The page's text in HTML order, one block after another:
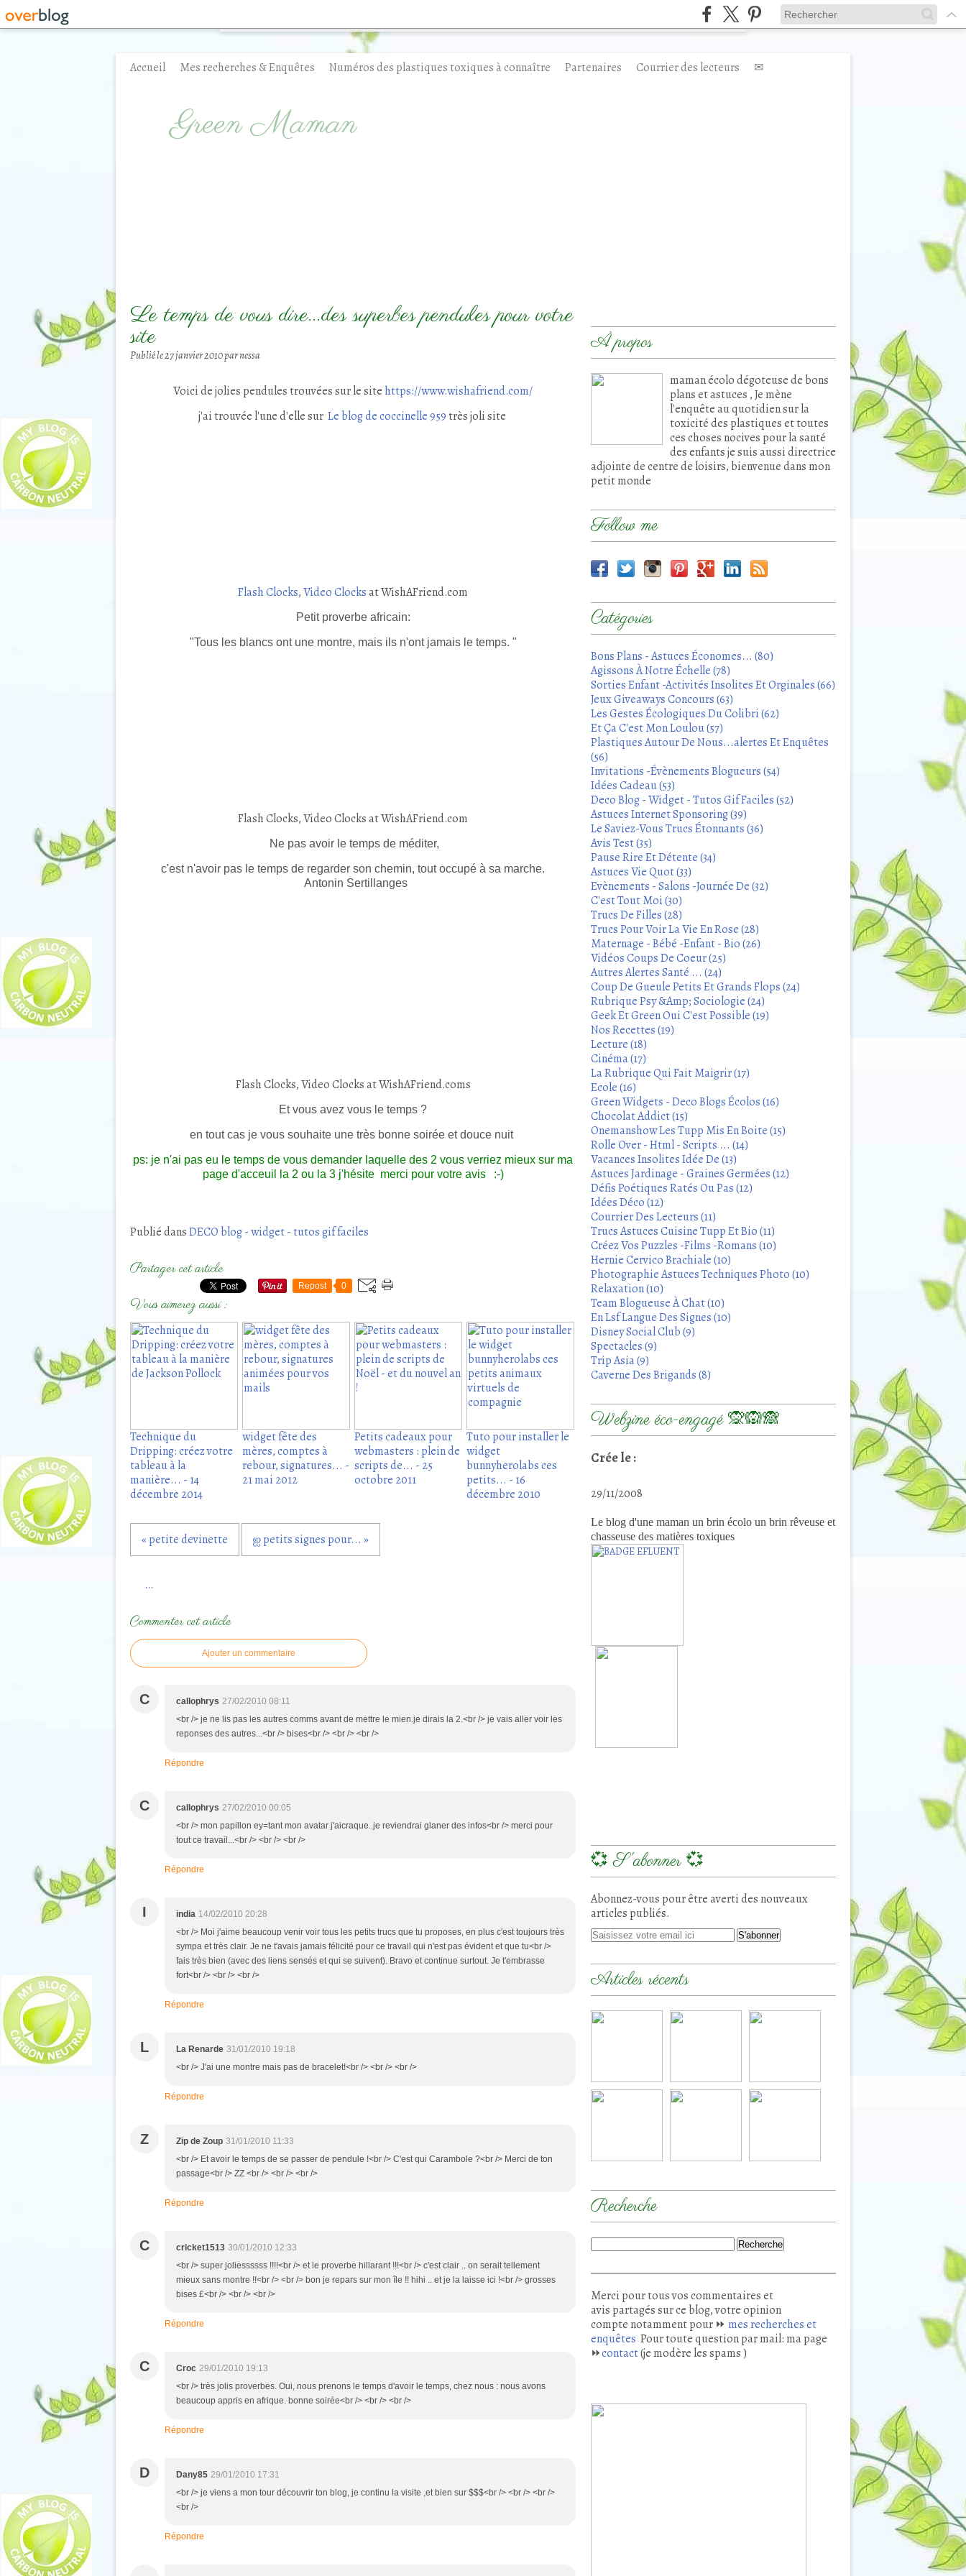
Green Maman
Accueil Mes recherches & Enquêtes Numéros des plastiques toxiques à connaître Partenaires Courrier des lecteurs
✉
Le temps de vous dire...des superbes pendules pour votre
site
Publié le27 janvier 2010par nessa
Voici de jolies pendules trouvées sur le site https://www.wishafriend.com/
j'ai trouvée l'une d'elle sur Le blog de coccinelle 959 très joli site
Flash Clocks,Video Clocks at WishAFriend.com
Petit proverbe africain:
"Tous les blancs ont une montre, mais ils n'ont jamais le temps. "
Flash Clocks, Video Clocks at WishAFriend.com
Ne pas avoir le temps de méditer,
c'est n'avoir pas le temps de regarder son chemin, tout occupé à sa marche.
Antonin Sertillanges
Flash Clocks, Video Clocks at WishAFriend.coms
Et vous avez vous le temps ?
en tout cas je vous souhaite une très bonne soirée et douce nuit
ps: je n'ai pas eu le temps de vous demander laquelle des 2 vous verriez mieux sur ma
page d'acceuil la 2 ou la 3 j'hésite merci pour votre avis
:-)
Publié dansDECO blog - widget - tutos gif faciles
Partager cet article
Repost 0
Vous aimerez aussi :
Technique du
Dripping: créez votre
tableau à la
manière... - 14
décembre 2014
widget fête des
mères, comptes à
rebour, signatures... -
21 mai 2012
Petits cadeaux pour
webmasters : plein de
scripts de... - 25
octobre 2011
Tuto pour installer le
widget
bunnyherolabs ces
petits... - 16
décembre 2010
« petite devinette ஐ petits signes pour... »
…
Commenter cet article
Ajouter un commentaire
C callophrys 27/02/2010 08:11
<br /> je ne lis pas les autres comms avant de mettre le mien.je dirais la 2.<br /> je vais aller voir les
reponses des autres...<br /> bises<br /> <br /> <br />
Répondre
C callophrys 27/02/2010 00:05
<br /> mon papillon ey=tant mon avatar j'aicraque..je reviendrai glaner des infos<br /> merci pour
tout ce travail...<br /> <br /> <br />
Répondre
I india 14/02/2010 20:28
<br /> Moi j'aime beaucoup venir voir tous les petits trucs que tu proposes, en plus c'est toujours très
sympa et très clair. Je ne t'avais jamais félicité pour ce travail qui n'est pas évident et que tu<br />
fais très bien (avec des liens sensés et qui se suivent). Bravo et continue surtout. Je t'embrasse
fort<br /> <br /> <br />
Répondre
L La Renarde 31/01/2010 19:18
<br /> J'ai une montre mais pas de bracelet!<br /> <br /> <br />
Répondre
Z Zip de Zoup 31/01/2010 11:33
<br /> Et avoir le temps de se passer de pendule !<br /> C'est qui Carambole ?<br /> Merci de ton
passage<br /> ZZ <br /> <br /> <br />
Répondre
C cricket1513 30/01/2010 12:33
<br /> super joliessssss !!!!<br /> et le proverbe hillarant !!!<br /> c'est clair .. on serait tellement
mieux sans montre !!<br /> <br /> bon je repars sur mon île !! hihi .. et je la laisse ici !<br /> grosses
bises £<br /> <br /> <br />
Répondre
C Croc 29/01/2010 19:13
<br /> très jolis proverbes. Oui, nous prenons le temps d'avoir le temps, chez nous : nous avons
beaucoup appris en afrique. bonne soirée<br /> <br /> <br />
Répondre
D Dany85 29/01/2010 17:31
<br /> je viens a mon tour découvrir ton blog, je continu la visite ,et bien sur $$$<br /> <br /> <br />
<br />
Répondre
À propos
maman écolo dégoteuse de bons
plans et astuces , Je mène
l'enquête au quotidien sur la
toxicité des plastiques et toutes
ces choses nocives pour la santé
des enfants je suis aussi directrice
adjointe de centre de loisirs, bienvenue dans mon
petit monde
Follow me
Catégories
Bons Plans - Astuces Économes... (80)
Agissons À Notre Échelle (78)
Sorties Enfant -Activités Insolites Et Orginales (66)
Jeux Giveaways Concours (63)
Les Gestes Écologiques Du Colibri (62)
Et Ça C'est Mon Loulou (57)
Plastiques Autour De Nous...alertes Et Enquêtes
(56)
Invitations -Évènements Blogueurs (54)
Idées Cadeau (53)
Deco Blog - Widget - Tutos Gif Faciles (52)
Astuces Internet Sponsoring (39)
Le Saviez-Vous Trucs Étonnants (36)
Avis Test (35)
Pause Rire Et Détente (34)
Astuces Vie Quot (33)
Evènements - Salons -Journée De (32)
C'est Tout Moi (30)
Trucs De Filles (28)
Trucs Pour Voir La Vie En Rose (28)
Maternage - Bébé -Enfant - Bio (26)
Vidéos Coups De Coeur (25)
Autres Alertes Santé ... (24)
Coup De Gueule Petits Et Grands Flops (24)
Rubrique Psy &Amp; Sociologie (24)
Geek Et Green Oui C'est Possible (19)
Nos Recettes (19)
Lecture (18)
Cinéma (17)
La Rubrique Qui Fait Maigrir (17)
Ecole (16)
Green Widgets - Deco Blogs Écolos (16)
Chocolat Addict (15)
Onemanshow Les Tupp Mis En Boite (15)
Rolle Over - Html - Scripts ... (14)
Vacances Insolites Idée De (13)
Astuces Jardinage - Graines Germées (12)
Défis Poétiques Ratés Ou Pas (12)
Idées Déco (12)
Courrier Des Lecteurs (11)
Trucs Astuces Cuisine Tupp Et Bio (11)
Créez Vos Puzzles -Films -Romans (10)
Hernie Cervico Brachiale (10)
Photographie Astuces Techniques Photo (10)
Relaxation (10)
Team Blogueuse À Chat (10)
En Lsf Langue Des Signes (10)
Disney Social Club (9)
Spectacles (9)
Trip Asia (9)
Caverne Des Brigands (8)
Webzine éco-engagé 🙊🙉🙈
Crée le :
29/11/2008
Le blog d'une maman un brin écolo un brin rêveuse et
chasseuse des matières toxiques
💞 S'abonner 💞
Abonnez-vous pour être averti des nouveaux
articles publiés.
Articles récents
Recherche
Merci pour tous vos commentaires et
avis partagés sur ce blog, votre opinion
compte notamment pour ⏩ mes recherches et
enquêtes Pour toute question par mail: ma page
⏩contact(je modère les spams )